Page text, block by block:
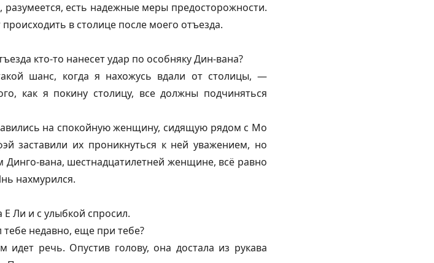
есть надежные меры предосторожности.
в столице после моего отъезда.
кто-то нанесет удар по особняку Дин-вана?
шанс, когда я нахожусь вдали от столицы, —
как я покину столицу, все должны подчиняться
на спокойную женщину, сидящую рядом с Мо
заставили их проникнуться к ней уважением, но
Динго-вана, шестнадцатилетней женщине, всё равно
нахмурился.
Ли и с улыбкой спросил.
недавно, еще при тебе?
речь. Опустив голову, она достала из рукава